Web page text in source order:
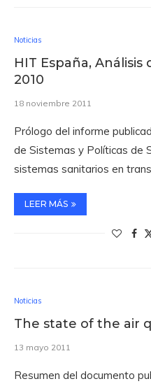
Noticias
HIT España,
2010
18 noviembre 2011
Prólogo del informe
de Sistemas y Políticas de
sistemas sanitarios en
LEER MÁS
Noticias
The state of the air
13 mayo 2011
Resumen del documento